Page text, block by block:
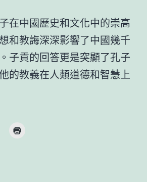
在中國歷史和文化中的崇高
和教誨深深影響了中國幾千
子貢的回答更是突顯了孔子
的教義在人類道德和智慧上